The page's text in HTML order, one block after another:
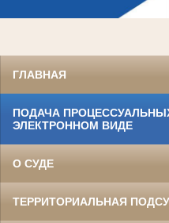
ГЛАВНАЯ
ПОДАЧА
ЭЛЕКТРОННОМ ВИДЕ
О СУДЕ
ТЕРРИТОРИАЛЬНАЯ